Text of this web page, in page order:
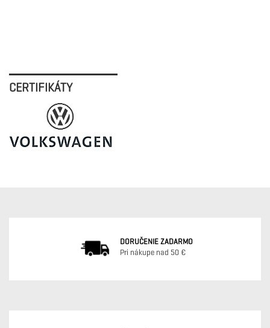
CERTIFIKÁTY
DORUČENIE ZADARMO
Pri nákupe nad 50 €